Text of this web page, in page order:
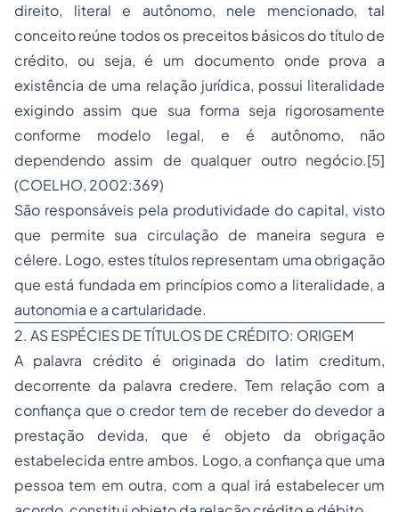
direito, literal e autônomo, nele mencionado, tal
conceito reúne todos os preceitos básicos do título de
crédito, ou seja, é um documento onde prova a
existência de uma relação jurídica, possui literalidade
exigindo assim que sua forma seja rigorosamente
conforme modelo legal, e é autônomo, não
dependendo assim de qualquer outro negócio.[5]
(COELHO, 2002:369)
São responsáveis pela produtividade do capital, visto
que permite sua circulação de maneira segura e
célere. Logo, estes títulos representam uma obrigação
que está fundada em princípios como a literalidade, a
autonomia e a cartularidade.
2. AS ESPÉCIES DE TÍTULOS DE CRÉDITO: ORIGEM
A palavra crédito é originada do latim creditum,
decorrente da palavra credere. Tem relação com a
confiança que o credor tem de receber do devedor a
prestação devida, que é objeto da obrigação
estabelecida entre ambos. Logo, a confiança que uma
pessoa tem em outra, com a qual irá estabelecer um